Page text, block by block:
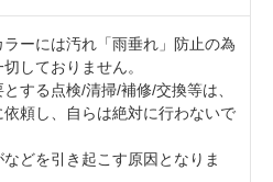
ラーには汚れ「雨垂れ」防止の為
しておりません。
する点検/清掃/補修/交換等は、
依頼し、自らは絶対に行わないで
どを引き起こす原因となりま